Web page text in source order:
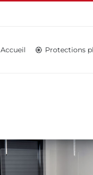
Accueil Protections